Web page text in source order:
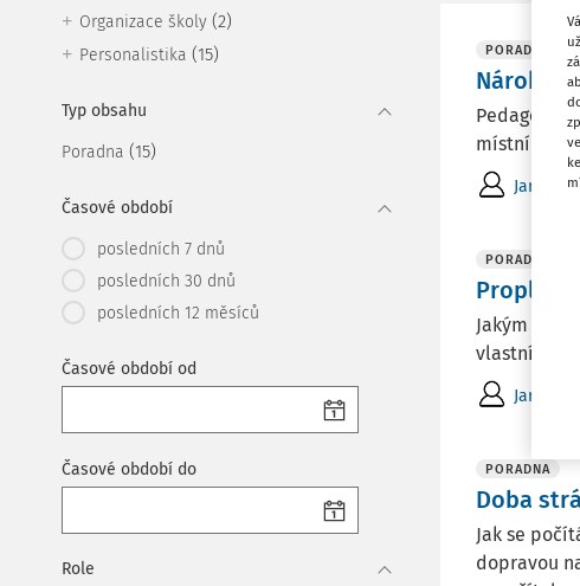
Organizace školy (2)
Personalistika (15)
Typ obsahu
Poradna (15)
Časové období
posledních 7 dnů
posledních 30 dnů
posledních 12 měsíců
Časové období od
Časové období do
Role
PORADNA
Nárok
Pedagog
místní části
PORADNA
Jakým
vlastním
PORADNA
Doba
Jak se
dopravou